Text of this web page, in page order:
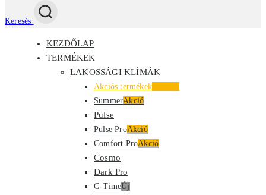
Keresés
KEZDŐLAP
TERMÉKEK
LAKOSSÁGI KLÍMÁK
Akciós termékek
SummerAkció
Pulse
Pulse ProAkció
Comfort ProAkció
Cosmo
Dark Pro
G-TimeÚj